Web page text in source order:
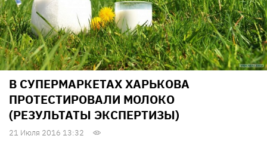
В СУПЕРМАРКЕТАХ ХАРЬКОВА
ПРОТЕСТИРОВАЛИ МОЛОКО
(РЕЗУЛЬТАТЫ ЭКСПЕРТИЗЫ)
21 Июля 2016 13:32